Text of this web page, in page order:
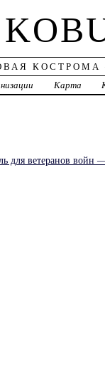
КОСТРОМА
Карта
для ветеранов войн